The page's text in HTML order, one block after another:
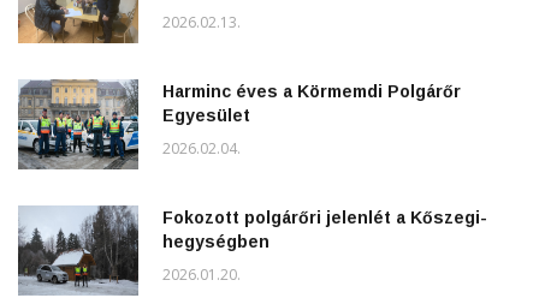
2026.02.13.
Harminc éves a Körmemdi Polgárőr
Egyesület
2026.02.04.
Fokozott polgárőri jelenlét a Kőszegi-
hegységben
2026.01.20.